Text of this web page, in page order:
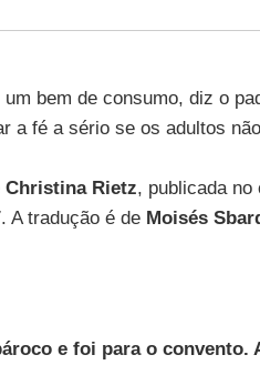
bem de consumo, diz o
a fé a sério se os adultos
Christina Rietz, publicada no
A tradução é de Moisés
e foi para o convento.